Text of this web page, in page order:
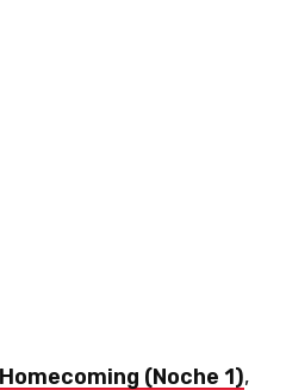
Homecoming (Noche 1),